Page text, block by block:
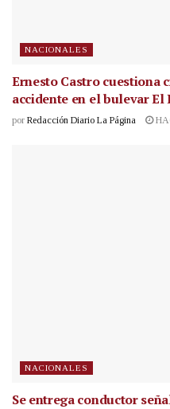
NACIONALES
Ernesto Castro cuestiona
accidente en el bulevar
por Redacción Diario La Página
NACIONALES
Se entrega conductor